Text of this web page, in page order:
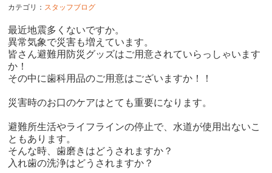
カテゴリ： スタッフブログ
最近地震多くないですか。
異常気象で災害も増えています。
皆さん避難用防災グッズはご用意されていらっしゃいます
か！
その中に歯科用品のご用意はございますか！！
災害時のお口のケアはとても重要になります。
避難所生活やライフラインの停止で、水道が使用出ないこ
ともあり ます。
そんな時、歯磨きはどうされますか？
入れ歯の洗浄はどうされますか？